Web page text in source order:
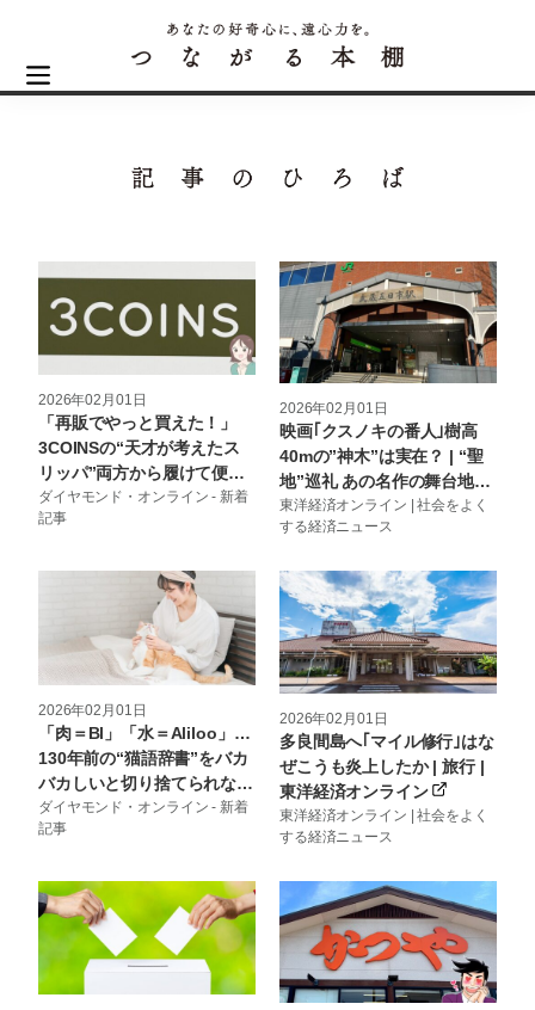
2026年02月01日
「再販でやっと買えた！」
3COINSの“天才が考えたス
リッパ”両方から履けて便利
すぎる！「すごいアイデア」
「ストレスが無くなりまし
た！
ダイヤモンド・オンライン - 新着
記事
2026年02月01日
映画｢クスノキの番人｣樹高
40mの”神木”は実在？ | “聖
地”巡礼 あの名作の舞台地を
訪ねて | 東洋経済オンライン
東洋経済オンライン | 社会をよく
する経済ニュース
2026年02月01日
「肉＝Bl」「水＝Aliloo」…
130年前の“猫語辞書”をバカ
バカしいと切り捨てられない
ワケ – ニュースな本
ダイヤモンド・オンライン - 新着
記事
2026年02月01日
多良間島へ｢マイル修行｣はな
ぜこうも炎上したか | 旅行 |
東洋経済オンライン
東洋経済オンライン | 社会をよく
する経済ニュース